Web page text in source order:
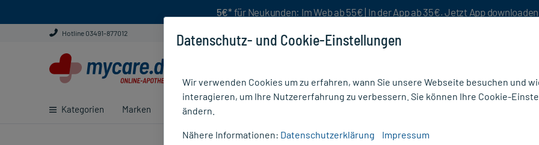
5€* für Neukunden: Im Web ab 55€ | In der App ab 35€. Jetzt App downloaden
Hotline 03491-877012
Kategorien Marken Ratgeber
Datenschutz- und Cookie-Einstellungen
Wir verwenden Cookies um zu erfahren, wann Sie unsere Webseite besuchen und
interagieren, um Ihre Nutzererfahrung zu verbessern. Sie können Ihre Cookie-
ändern.
Nähere Informationen: Datenschutzerklärung Impressum